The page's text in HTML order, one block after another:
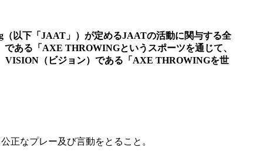
以下「JAAT」）が定めるJAATの活動に関与する全
ある「AXE THROWINGというスポーツを通じて、
VISION（ビジョン）である「AXE THROWINGを世
正なプレー及び言動をとること。